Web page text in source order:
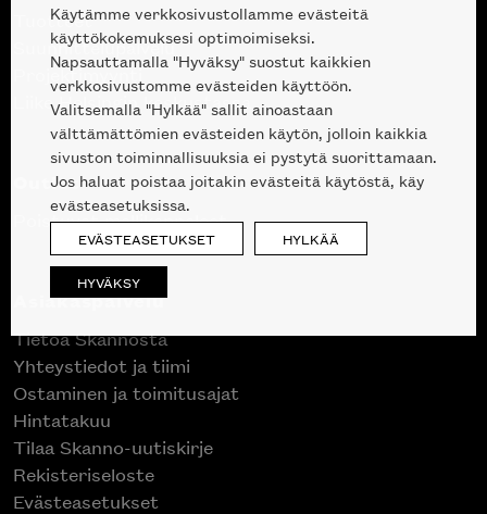
Tuotteet
Suunnittelupalvelu
Projektimyynti
Liike Helsingin keskustassa
Outlet
Poistuvat mallikappaleet
Asiakaspalvelu
Tietoa Skannosta
Yhteystiedot ja tiimi
Ostaminen ja toimitusajat
Hintatakuu
Tilaa Skanno-uutiskirje
Rekisteriseloste
Evästeasetukset
Käytämme verkkosivustollamme evästeitä
käyttökokemuksesi optimoimiseksi.
Napsauttamalla "Hyväksy" suostut kaikkien
verkkosivustomme evästeiden käyttöön.
Valitsemalla "Hylkää" sallit ainoastaan
välttämättömien evästeiden käytön, jolloin kaikkia
sivuston toiminnallisuuksia ei pystytä suorittamaan.
Jos haluat poistaa joitakin evästeitä käytöstä, käy
evästeasetuksissa.
EVÄSTEASETUKSET HYLKÄÄ
HYVÄKSY